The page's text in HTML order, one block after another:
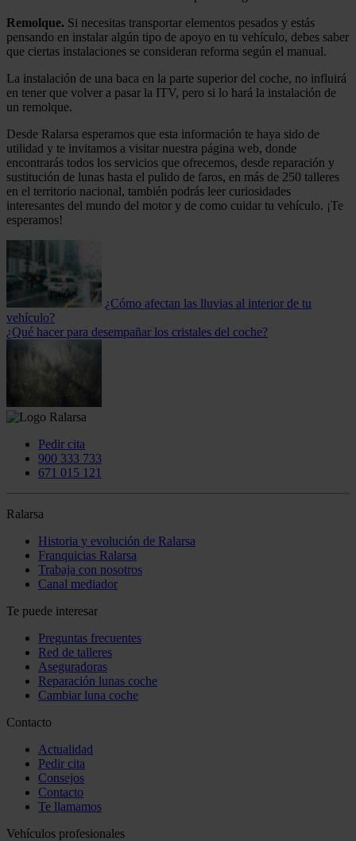
Remolque. Si necesitas transportar elementos pesados y estás
pensando en instalar algún tipo de apoyo en tu vehículo, debes saber
que ciertas instalaciones se consideran reforma según el manual.
La instalación de una baca en la parte superior del coche, no influirá
en tener que volver a pasar la ITV, pero si lo hará la instalación de
un remolque.
Desde Ralarsa esperamos que esta información te haya sido de
utilidad y te invitamos a visitar nuestra página web, donde
encontrarás todos los servicios que ofrecemos, desde reparación y
sustitución de lunas hasta el pulido de faros, en más de 250 talleres
en el territorio nacional, también podrás leer curiosidades
interesantes del mundo del motor y de como cuidar tu vehículo. ¡Te
esperamos!
¿Cómo afectan las lluvias al interior de tu
vehículo?
¿Qué hacer para desempañar los cristales del coche?
Pedir cita
900 333 733
671 015 121
Ralarsa
Historia y evolución de Ralarsa
Franquicias Ralarsa
Trabaja con nosotros
Canal mediador
Te puede interesar
Preguntas frecuentes
Red de talleres
Aseguradoras
Reparación lunas coche
Cambiar luna coche
Contacto
Actualidad
Pedir cita
Consejos
Contacto
Te llamamos
Vehículos profesionales